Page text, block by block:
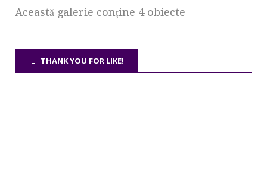
Această galerie conţine 4 obiecte
THANK YOU FOR LIKE!